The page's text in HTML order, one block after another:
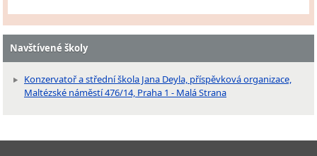
Navštívené školy
Konzervatoř a střední škola Jana Deyla, příspěvková organizace,
Maltézské náměstí 476/14, Praha 1 - Malá Strana